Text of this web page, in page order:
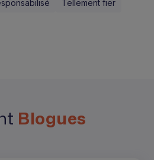
Tellement fier
Blogues